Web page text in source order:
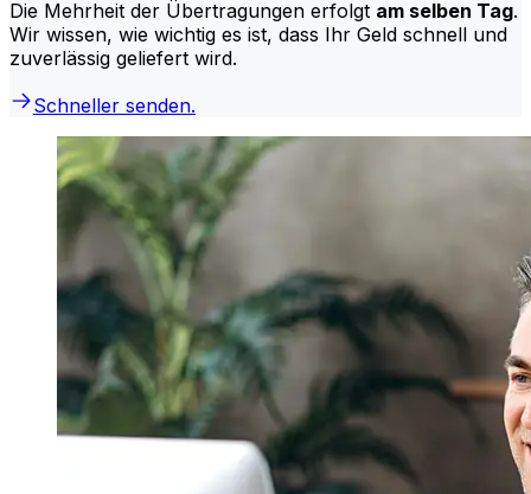
Die Mehrheit der Übertragungen erfolgt am selben Tag.
Wir wissen, wie wichtig es ist, dass Ihr Geld schnell und
zuverlässig geliefert wird.
Schneller senden.